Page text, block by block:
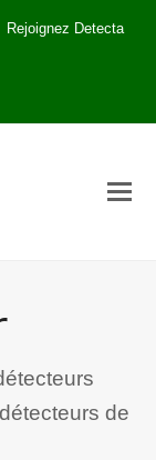
Rejoignez Detecta
de